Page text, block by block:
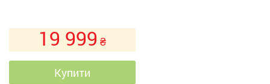
19 999 ₴
Купити